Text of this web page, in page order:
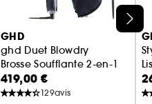
GHD
ghd Duet Blowdry
Brosse Soufflante 2-en-1
419,00 €
129avis